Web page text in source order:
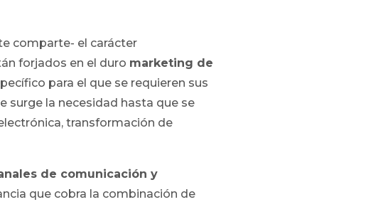
comparte- el carácter
forjados en el duro marketing de
para el que se requieren sus
surge la necesidad hasta que se
transformación de
de comunicación y
que cobra la combinación de